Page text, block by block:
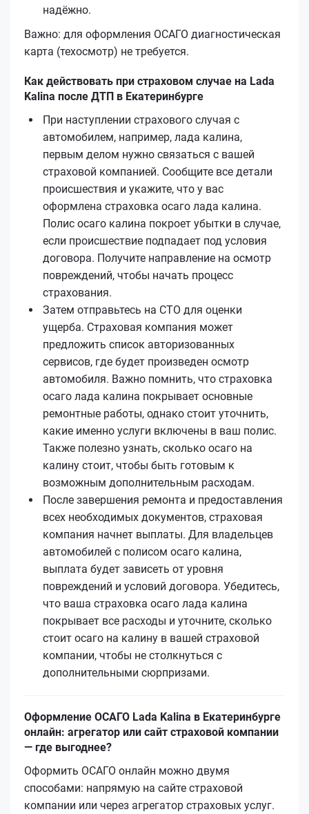
надёжно.
Важно: для оформления ОСАГО диагностическая
карта (техосмотр) не требуется.
Как действовать при страховом случае на Lada
Kalina после ДТП в Екатеринбурге
При наступлении страхового случая с
автомобилем, например, лада калина,
первым делом нужно связаться с вашей
страховой компанией. Сообщите все детали
происшествия и укажите, что у вас
оформлена страховка осаго лада калина.
Полис осаго калина покроет убытки в случае,
если происшествие подпадает под условия
договора. Получите направление на осмотр
повреждений, чтобы начать процесс
страхования.
Затем отправьтесь на СТО для оценки
ущерба. Страховая компания может
предложить список авторизованных
сервисов, где будет произведен осмотр
автомобиля. Важно помнить, что страховка
осаго лада калина покрывает основные
ремонтные работы, однако стоит уточнить,
какие именно услуги включены в ваш полис.
Также полезно узнать, сколько осаго на
калину стоит, чтобы быть готовым к
возможным дополнительным расходам.
После завершения ремонта и предоставления
всех необходимых документов, страховая
компания начнет выплаты. Для владельцев
автомобилей с полисом осаго калина,
выплата будет зависеть от уровня
повреждений и условий договора. Убедитесь,
что ваша страховка осаго лада калина
покрывает все расходы и уточните, сколько
стоит осаго на калину в вашей страховой
компании, чтобы не столкнуться с
дополнительными сюрпризами.
Оформление ОСАГО Lada Kalina в Екатеринбурге
онлайн: агрегатор или сайт страховой компании
— где выгоднее?
Оформить ОСАГО онлайн можно двумя
способами: напрямую на сайте страховой
компании или через агрегатор страховых услуг.